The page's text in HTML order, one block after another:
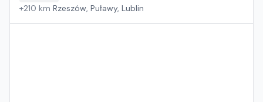
+210 km Rzeszów, Puławy, Lublin